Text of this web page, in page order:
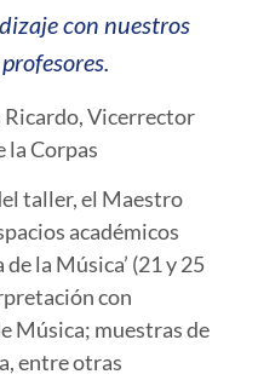
con nuestros
Ricardo, Vicerrector
la Corpas
taller, el Maestro
académicos
la Música’ (21 y 25
con
Música; muestras de
entre otras